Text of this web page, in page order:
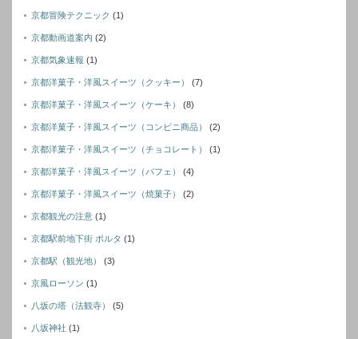
京都冒険テクニック (1)
京都動画道案内 (2)
京都気象速報 (1)
京都洋菓子・洋風スイーツ（クッキー） (7)
京都洋菓子・洋風スイーツ（ケーキ） (8)
京都洋菓子・洋風スイーツ（コンビニ商品） (2)
京都洋菓子・洋風スイーツ（チョコレート） (1)
京都洋菓子・洋風スイーツ（パフェ） (4)
京都洋菓子・洋風スイーツ（焼菓子） (2)
京都観光の注意 (1)
京都駅前地下街 ポルタ (1)
京都駅（観光地） (3)
京風ローソン (1)
八坂の塔（法観寺） (5)
八坂神社 (1)